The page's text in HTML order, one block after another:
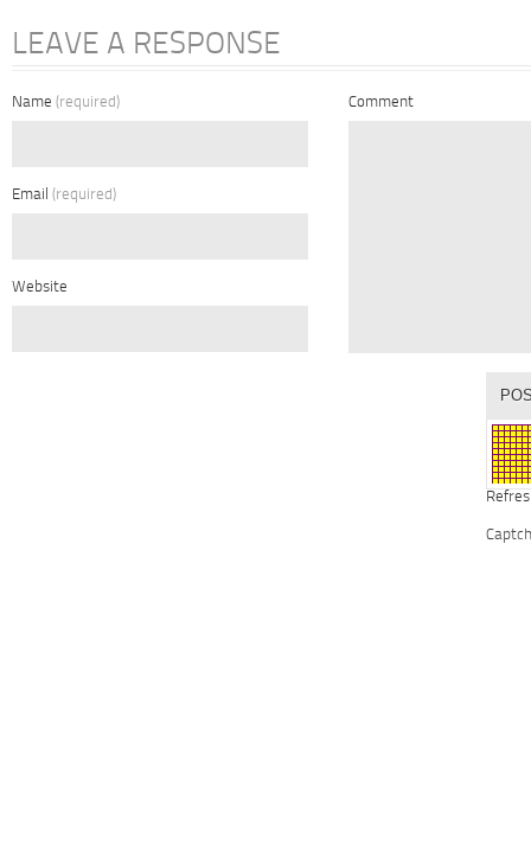
LEAVE A RESPONSE
Name (required)
Email (required)
Website
Comment